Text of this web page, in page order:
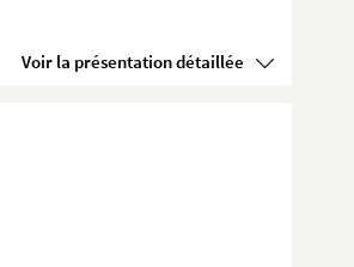
Voir la présentation détaillée